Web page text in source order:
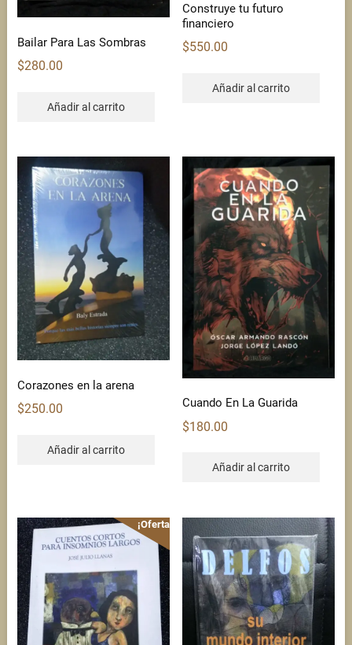
Bailar Para Las Sombras
$280.00
Añadir al carrito
Construye tu futuro
financiero
$550.00
Añadir al carrito
Corazones en la arena
$250.00
Añadir al carrito
Cuando En La Guarida
$180.00
Añadir al carrito
¡Oferta!